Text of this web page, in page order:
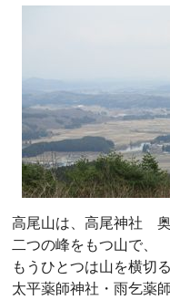
高尾山は、高尾神社 奥
二つの峰をもつ山で、
もうひとつは山を横切
太平薬師神社・雨乞薬